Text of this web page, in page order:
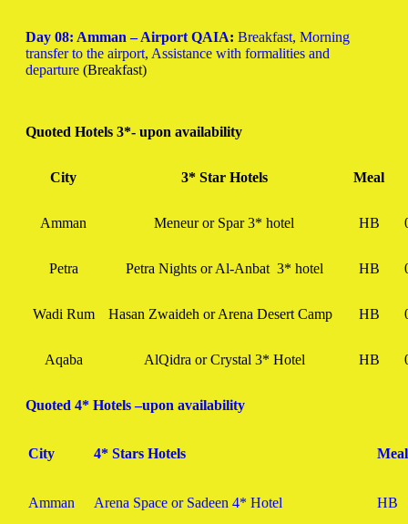
Day 08: Amman – Airport QAIA: Breakfast, Morning
transfer to the airport, Assistance with formalities and
departure (Breakfast)
Quoted Hotels 3*- upon availability
City 3* Star Hotels Meal
Amman Meneur or Spar 3* hotel HB
Petra Petra Nights or Al-Anbat 3* hotel HB
Wadi Rum Hasan Zwaideh or Arena Desert Camp HB
Aqaba AlQidra or Crystal 3* Hotel HB
Quoted 4* Hotels–upon availability
City 4* Stars Hotels Meal
Amman Arena Space or Sadeen 4* Hotel HB